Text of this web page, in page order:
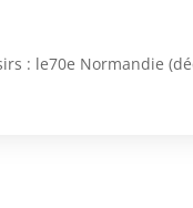
: le70e Normandie